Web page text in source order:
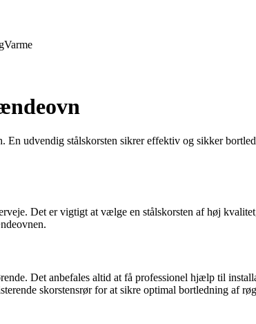
Varme
udvendig stålskorsten sikrer effektiv og sikker
Det er vigtigt at vælge en stålskorsten af høj
Det anbefales altid at få professionel hjælp til
skorstensrør for at sikre optimal bortledning af